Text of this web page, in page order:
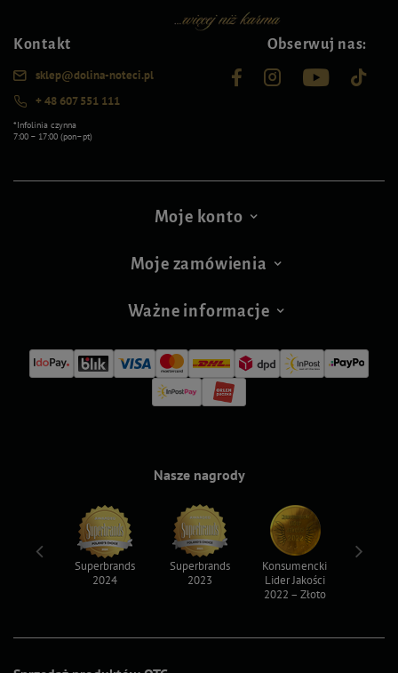
Kontakt
sklep@dolina-noteci.pl
+ 48 607 551 111
*Infolinia czynna
7:00 – 17:00 (pon–pt)
Obserwuj nas:
Moje konto
Moje zamówienia
Ważne informacje
Nasze nagrody
Superbrands
2024
Superbrands
2023
Konsumencki
Lider Jakości
2022 – Złoto